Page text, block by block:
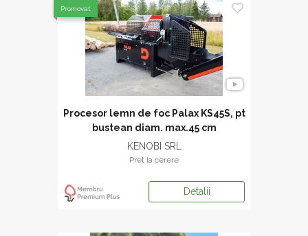
Procesor lemn de foc Palax KS45S, pt
bustean diam. max.45 cm
KENOBI SRL
Pret la cerere
Detalii
Promovat